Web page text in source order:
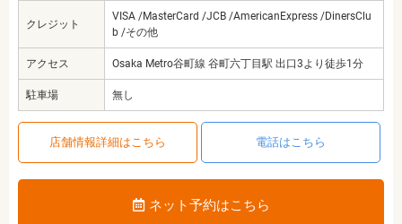
クレジット
VISA /MasterCard /JCB /AmericanExpress /DinersClu
b /その他
アクセス Osaka Metro谷町線 谷町六丁目駅 出口3より徒歩1分
駐車場 無し
店舗情報詳細はこちら 電話はこちら
ネット予約はこちら